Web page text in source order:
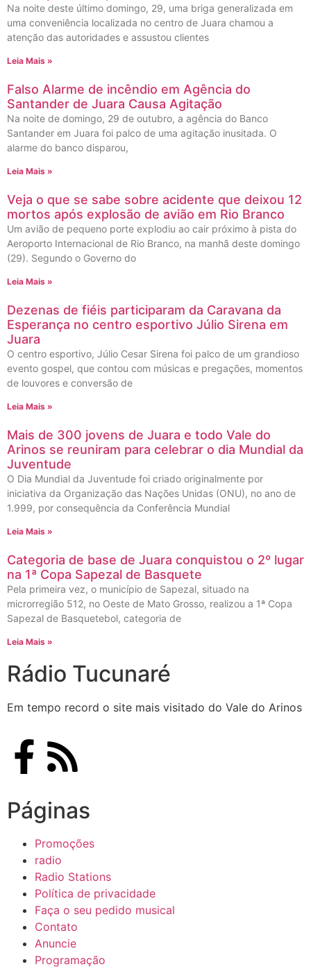
Na noite deste último domingo, 29, uma briga generalizada em
uma conveniência localizada no centro de Juara chamou a
atenção das autoridades e assustou clientes
Leia Mais »
Falso Alarme de incêndio em Agência do
Santander de Juara Causa Agitação
Na noite de domingo, 29 de outubro, a agência do Banco
Santander em Juara foi palco de uma agitação inusitada. O
alarme do banco disparou,
Leia Mais »
Veja o que se sabe sobre acidente que deixou 12
mortos após explosão de avião em Rio Branco
Um avião de pequeno porte explodiu ao cair próximo à pista do
Aeroporto Internacional de Rio Branco, na manhã deste domingo
(29). Segundo o Governo do
Leia Mais »
Dezenas de fiéis participaram da Caravana da
Esperança no centro esportivo Júlio Sirena em
Juara
O centro esportivo, Júlio Cesar Sirena foi palco de um grandioso
evento gospel, que contou com músicas e pregações, momentos
de louvores e conversão de
Leia Mais »
Mais de 300 jovens de Juara e todo Vale do
Arinos se reuniram para celebrar o dia Mundial da
Juventude
O Dia Mundial da Juventude foi criado originalmente por
iniciativa da Organização das Nações Unidas (ONU), no ano de
1.999, por consequência da Conferência Mundial
Leia Mais »
Categoria de base de Juara conquistou o 2º lugar
na 1ª Copa Sapezal de Basquete
Pela primeira vez, o município de Sapezal, situado na
microrregião 512, no Oeste de Mato Grosso, realizou a 1ª Copa
Sapezal de Basquetebol, categoria de
Leia Mais »
Rádio Tucunaré
Em tempo record o site mais visitado do Vale do Arinos
Páginas
Promoções
radio
Radio Stations
Política de privacidade
Faça o seu pedido musical
Contato
Anuncie
Programação